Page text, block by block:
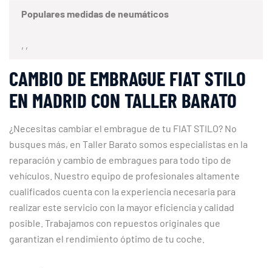
Populares medidas de neumáticos
, ,
CAMBIO DE EMBRAGUE FIAT STILO
EN MADRID CON TALLER BARATO
¿Necesitas cambiar el embrague de tu FIAT STILO? No
busques más, en Taller Barato somos especialistas en la
reparación y cambio de embragues para todo tipo de
vehículos. Nuestro equipo de profesionales altamente
cualificados cuenta con la experiencia necesaria para
realizar este servicio con la mayor eficiencia y calidad
posible. Trabajamos con repuestos originales que
garantizan el rendimiento óptimo de tu coche.